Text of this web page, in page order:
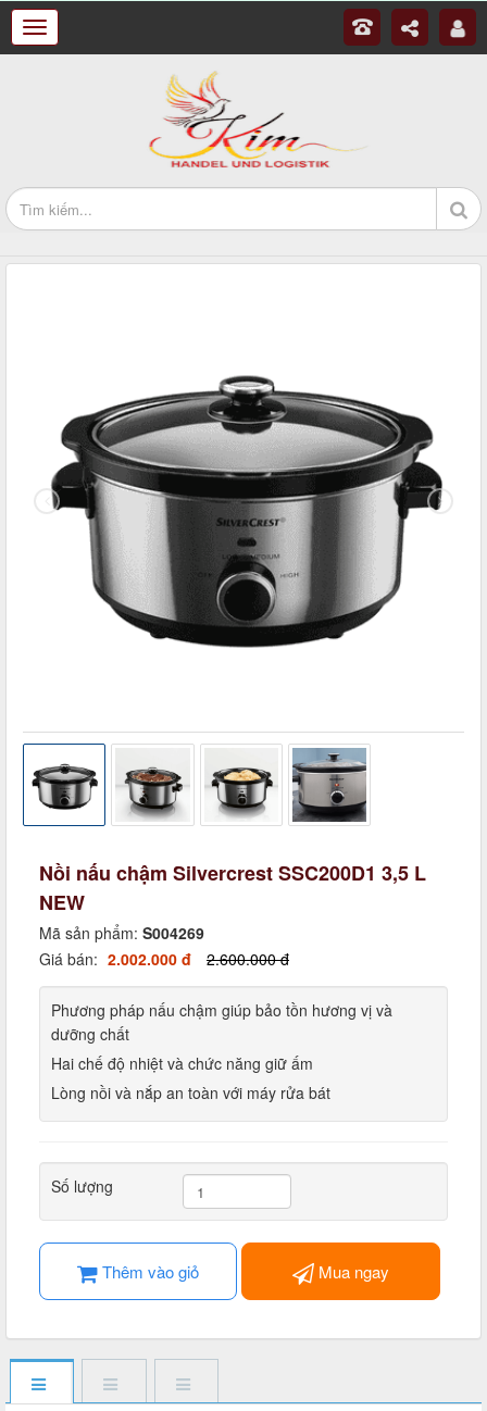
Nồi nấu chậm Silvercrest SSC200D1 3,5 L
NEW
Mã sản phẩm: S004269
Giá bán: 2.002.000 đ 2.600.000 đ
Phương pháp nấu chậm giúp bảo tồn hương vị và
dưỡng chất
Hai chế độ nhiệt và chức năng giữ ấm
Lòng nồi và nắp an toàn với máy rửa bát
Số lượng
Thêm vào giỏ Mua ngay